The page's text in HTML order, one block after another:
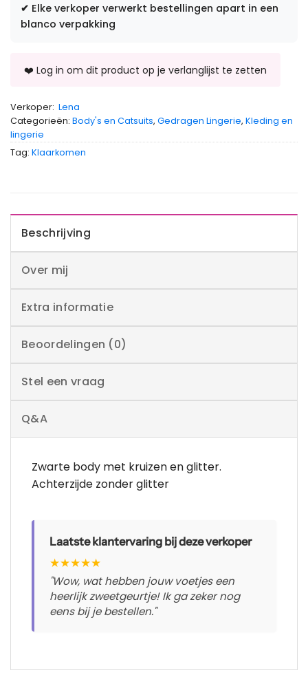
✔ Elke verkoper verwerkt bestellingen apart in een
blanco verpakking
Verkoper: Lena
Categorieën: Body's en Catsuits, Gedragen Lingerie, Kleding en
lingerie
Tag: Klaarkomen
Beschrijving
Over mij
Extra informatie
Beoordelingen (0)
Stel een vraag
Q&A
Zwarte body met kruizen en glitter.
Achterzijde zonder glitter
Laatste klantervaring bij deze verkoper
★★★★★
"Wow, wat hebben jouw voetjes een
heerlijk zweetgeurtje! Ik ga zeker nog
eens bij je bestellen."